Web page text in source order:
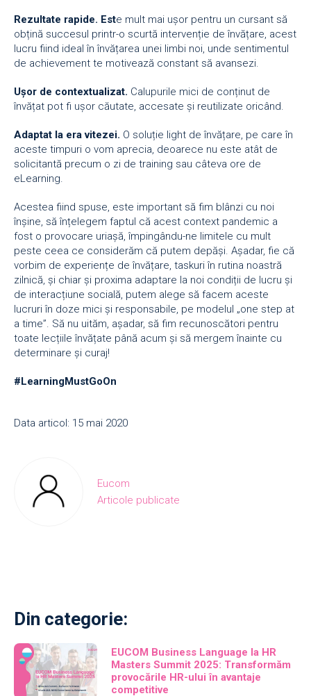
Rezultate rapide. Este mult mai ușor pentru un cursant să
obțină succesul printr-o scurtă intervenție de învățare, acest
lucru fiind ideal în învățarea unei limbi noi, unde sentimentul
de achievement te motivează constant să avansezi.
Ușor de contextualizat. Calupurile mici de conținut de
învățat pot fi ușor căutate, accesate și reutilizate oricând.
Adaptat la era vitezei. O soluție light de învățare, pe care în
aceste timpuri o vom aprecia, deoarece nu este atât de
solicitantă precum o zi de training sau câteva ore de
eLearning.
Acestea fiind spuse, este important să fim blânzi cu noi
înșine, să înțelegem faptul că acest context pandemic a
fost o provocare uriașă, împingându-ne limitele cu mult
peste ceea ce considerăm că putem depăși. Așadar, fie că
vorbim de experiențe de învățare, taskuri în rutina noastră
zilnică, și chiar și proxima adaptare la noi condiții de lucru și
de interacțiune socială, putem alege să facem aceste
lucruri în doze mici și responsabile, pe modelul „one step at
a time”. Să nu uităm, așadar, să fim recunoscători pentru
toate lecțiile învățate până acum și să mergem înainte cu
determinare și curaj!
#LearningMustGoOn
Data articol: 15 mai 2020
Eucom
Articole publicate
Din categorie:
EUCOM Business Language la HR
Masters Summit 2025: Transformăm
provocările HR-ului în avantaje
competitive